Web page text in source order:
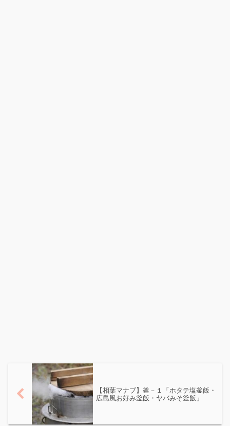
【相葉マナブ】釜－１「ホタテ塩釜飯・
広島風お好み釜飯・ヤバみそ釜飯」